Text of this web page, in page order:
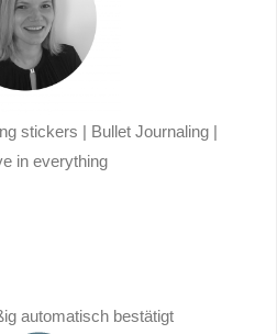
stickers | Bullet Journaling |
in everything